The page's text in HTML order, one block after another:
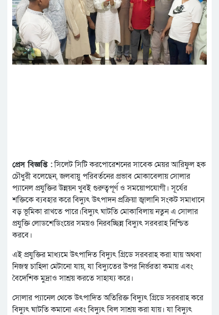
প্রেস বিজ্ঞপ্তি :সিলেট সিটি করপোরেশনের সাবেক মেয়র আরিফুল হক
চৌধুরী বলেছেন, জলবায়ু পরিবর্তনের প্রভাব মোকাবেলায় সোলার
প্যানেল প্রযুক্তির উন্নয়ন খুবই গুরুত্বপূর্ণ ও সময়োপযোগী। সূর্যের
শক্তিকে ব্যবহার করে বিদ্যুৎ উৎপাদন প্রক্রিয়া জ্বালানি সংকট সমাধানে
বড় ভূমিকা রাখতে পারে।বিদ্যুৎ ঘাটতি মোকাবিলায় নতুন এ সোলার
প্রযুক্তি লোডশেডিংয়ের সময়ও নিরবচ্ছিন্ন বিদ্যুৎ সরবরাহ নিশ্চিত
করবে।
এই প্রযুক্তির মাধ্যমে উৎপাদিত বিদ্যুৎ গ্রিডে সরবরাহ করা যায় অথবা
নিজস্ব চাহিদা মেটানো যায়, যা বিদ্যুতের উপর নির্ভরতা কমায় এবং
বৈদেশিক মুদ্রাও সাশ্রয় করতে সাহায্য করে।
সোলার প্যানেল থেকে উৎপাদিত অতিরিক্ত বিদ্যুৎ গ্রিডে সরবরাহ করে
বিদ্যুৎ ঘাটতি কমানো এবং বিদ্যুৎ বিল সাশ্রয় করা যায়। যা বিদ্যুৎ